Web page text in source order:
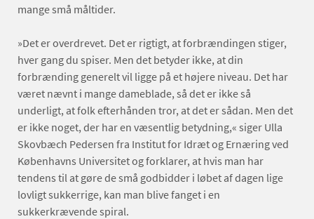
mange små måltider.
»Det er overdrevet. Det er rigtigt, at forbrændingen stiger,
hver gang du spiser. Men det betyder ikke, at din
forbrænding generelt vil ligge på et højere niveau. Det har
været nævnt i mange dameblade, så det er ikke så
underligt, at folk efterhånden tror, at det er sådan. Men det
er ikke noget, der har en væsentlig betydning,« siger Ulla
Skovbæch Pedersen fra Institut for Idræt og Ernæring ved
Københavns Universitet og forklarer, at hvis man har
tendens til at gøre de små godbidder i løbet af dagen lige
lovligt sukkerrige, kan man blive fanget i en
sukkerkrævende spiral.